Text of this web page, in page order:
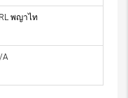
พญาไท
A